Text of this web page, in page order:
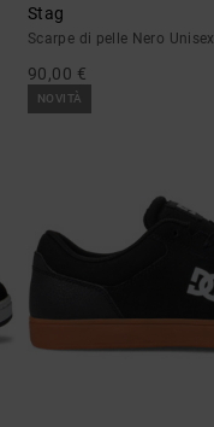
Stag
Scarpe di pelle Nero Unisex
90,00 €
NOVITÀ